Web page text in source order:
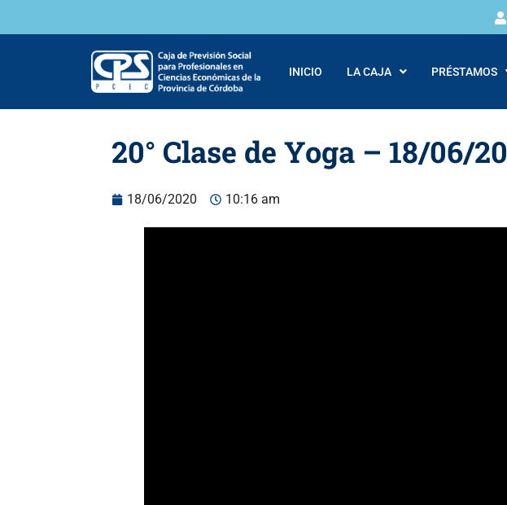
INICIO LA CAJA PRÉSTAMOS
20° Clase de Yoga – 18/06/20
18/06/2020 10:16 am